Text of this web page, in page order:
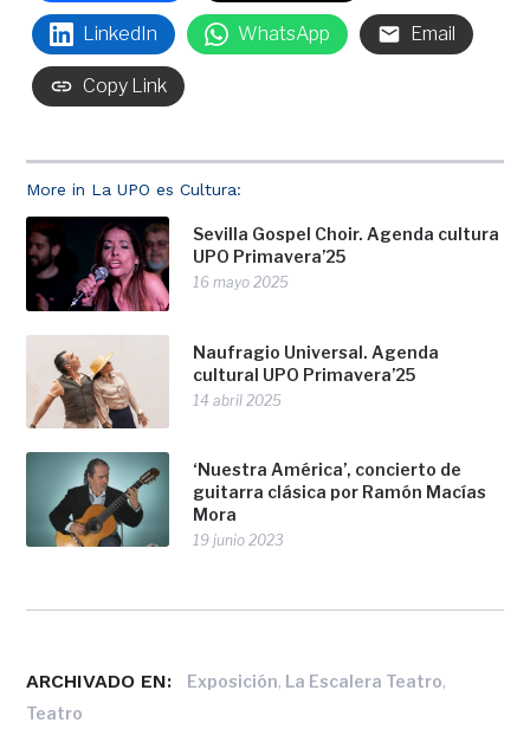
More in La UPO es Cultura:
Sevilla Gospel Choir. Agenda cultura
UPO Primavera’25
16 mayo 2025
Naufragio Universal. Agenda
cultural UPO Primavera’25
14 abril 2025
‘Nuestra América’, concierto de
guitarra clásica por Ramón Macías
Mora
19 junio 2023
LinkedIn WhatsApp Email
Copy Link
ARCHIVADO EN: Exposición, La Escalera Teatro,
Teatro